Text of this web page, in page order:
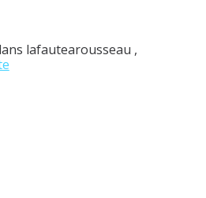
lafautearousseau ,